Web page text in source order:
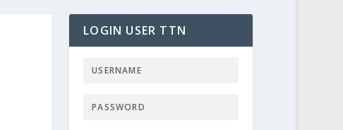
LOGIN USER TTN